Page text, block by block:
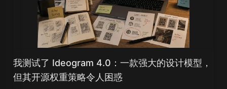
我测试了 Ideogram 4.0：一款强大的设计模型，
但其开源权重策略令人困惑